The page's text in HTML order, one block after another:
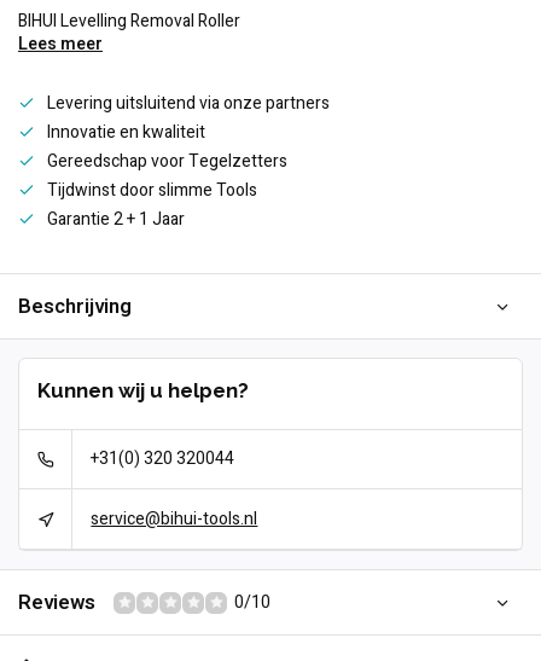
BIHUI Levelling Removal Roller
Lees meer
Levering uitsluitend via onze partners
Innovatie en kwaliteit
Gereedschap voor Tegelzetters
Tijdwinst door slimme Tools
Garantie 2 + 1 Jaar
Beschrijving
Kunnen wij u helpen?
+31(0) 320 320044
service@bihui-tools.nl
Reviews 0/10